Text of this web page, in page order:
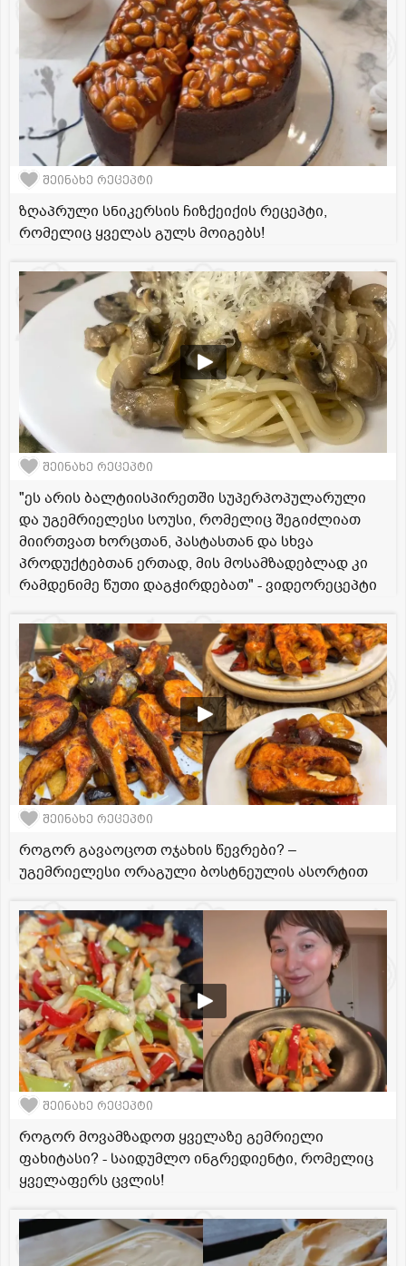
შეინახე რეცეპტი
ზღაპრული სნიკერსის ჩიზქეიქის რეცეპტი,
რომელიც ყველას გულს მოიგებს!
შეინახე რეცეპტი
"ეს არის ბალტიისპირეთში სუპერპოპულარული
და უგემრიელესი სოუსი, რომელიც შეგიძლიათ
მიირთვათ ხორცთან, პასტასთან და სხვა
პროდუქტებთან ერთად, მის მოსამზადებლად კი
რამდენიმე წუთი დაგჭირდებათ" - ვიდეორეცეპტი
შეინახე რეცეპტი
როგორ გავაოცოთ ოჯახის წევრები? –
უგემრიელესი ორაგული ბოსტნეულის ასორტით
შეინახე რეცეპტი
როგორ მოვამზადოთ ყველაზე გემრიელი
ფახიტასი? - საიდუმლო ინგრედიენტი, რომელიც
ყველაფერს ცვლის!